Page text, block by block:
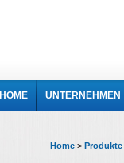
HOME UNTERNEHMEN
Home > Produkte